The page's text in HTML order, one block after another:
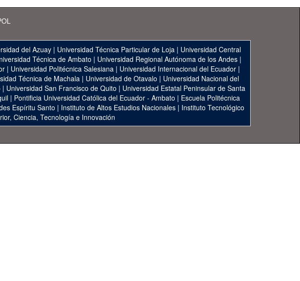
del Azuay | Universidad Técnica Particular de Loja | Universidad Central
Técnica de Ambato | Universidad Regional Autónoma de los Andes|
| Universidad Politécnica Salesiana| Universidad Internacional del Ecuador|
Técnica de Machala | Universidad de Otavalo | Universidad Nacional del
| Universidad San Francisco de Quito | Universidad Estatal Peninsular de Santa
| Pontificia Universidad Católica del Ecuador - Ambato | Escuela Politécnica
Espíritu Santo | Instituto de Altos Estudios Nacionales | Instituto Tecnológico
Ciencia, Tecnología e Innovación